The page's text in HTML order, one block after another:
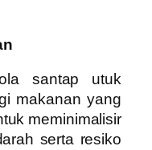
santap utuk
makanan yang
meminimalisir
serta resiko